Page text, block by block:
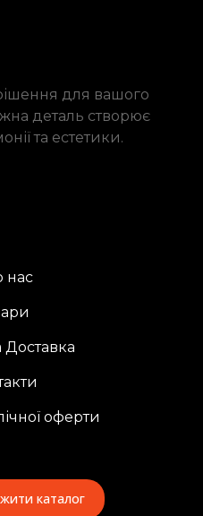
для вашого
деталь створює
та естетики.
нас
Доставка
оферти
каталог